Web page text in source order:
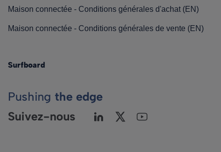
Maison connectée - Conditions générales d'achat (EN)
Maison connectée - Conditions générales de vente (EN)
Surfboard
Pushing the edge
Suivez-nous